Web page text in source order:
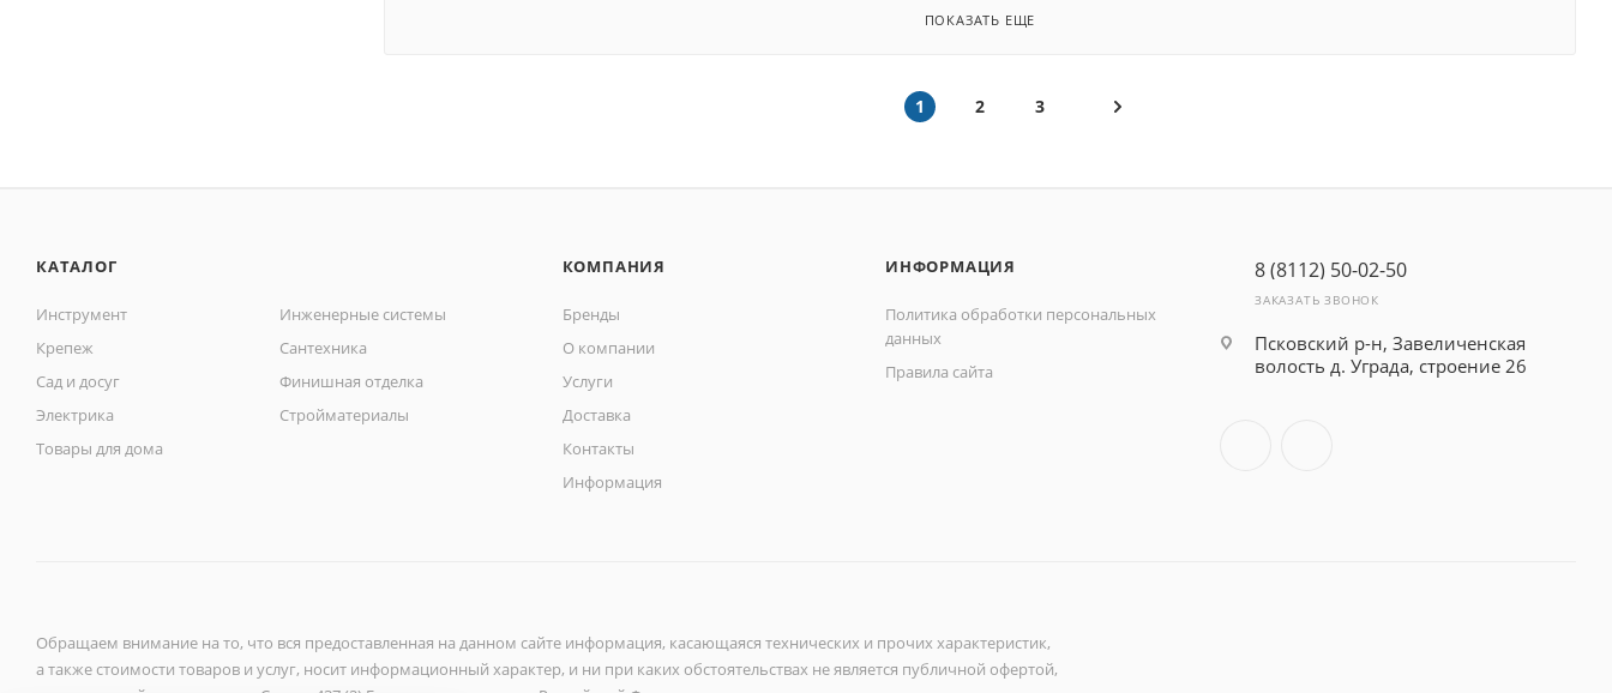
ПОКАЗАТЬ ЕЩЕ
1 2 3
КАТАЛОГ
Инструмент
Инженерные системы
Крепеж
Сантехника
Сад и досуг
Финишная отделка
Электрика
Стройматериалы
Товары для дома
КОМПАНИЯ
Бренды
О компании
Услуги
Доставка
Контакты
Информация
ИНФОРМАЦИЯ
Политика обработки персональных
данных
Правила сайта
8 (8112) 50-02-50
ЗАКАЗАТЬ ЗВОНОК
Псковский р-н, Завеличенская
волость д. Уграда, строение 26
Обращаем внимание на то, что вся предоставленная на данном сайте информация, касающаяся технических и прочих характеристик,
а также стоимости товаров и услуг, носит информационный характер, и ни при каких обстоятельствах не является публичной офертой,